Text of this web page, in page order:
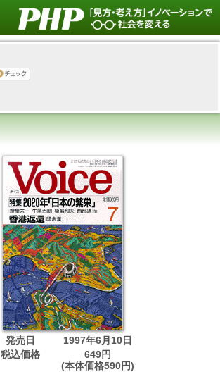
発売日
1997年6月10日
税込価格
649円
(本体価格590円)